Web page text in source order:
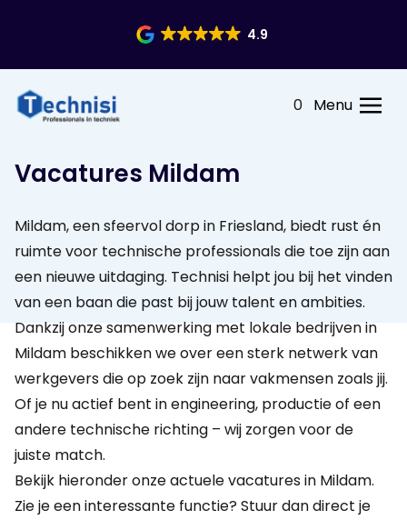
4.9
0 Menu
Vacatures Mildam
Mildam, een sfeervol dorp in Friesland, biedt rust én
ruimte voor technische professionals die toe zijn aan
een nieuwe uitdaging. Technisi helpt jou bij het vinden
van een baan die past bij jouw talent en ambities.
Dankzij onze samenwerking met lokale bedrijven in
Mildam beschikken we over een sterk netwerk van
werkgevers die op zoek zijn naar vakmensen zoals jij.
Of je nu actief bent in engineering, productie of een
andere technische richting – wij zorgen voor de
juiste match.
Bekijk hieronder onze actuele vacatures in Mildam.
Zie je een interessante functie? Stuur dan direct je